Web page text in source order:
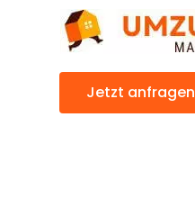
Jetzt anfragen